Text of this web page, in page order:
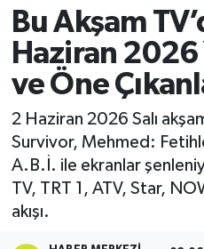
Bu Akşam
Haziran 2026
ve Öne
2 Haziran 2026 Salı
Survivor, Mehmed:
A.B.İ. ile ekranlar
TV, TRT 1, ATV, Star,
akışı.
Balya
Bandırma
Bigadiç
BİYOGRAFİLER
Burhaniye
Balıkesir Namaz
Balıkesir Trafik
Süper Lig Puan
Tüm Manşetler
Son Dakika Haberleri